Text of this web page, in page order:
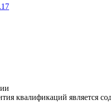
квалификаций является